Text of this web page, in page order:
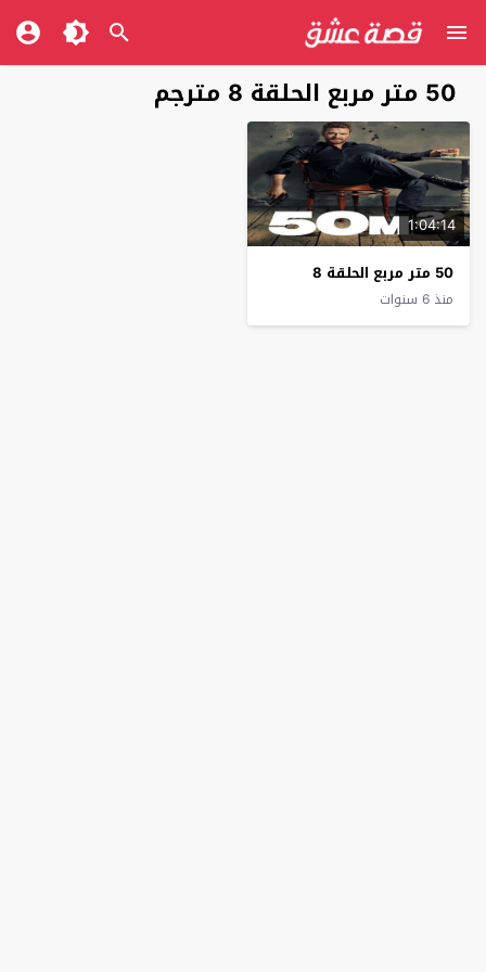
50 متر مربع الحلقة 8 مترجم
1:04:14
50 متر مربع الحلقة 8
منذ 6 سنوات